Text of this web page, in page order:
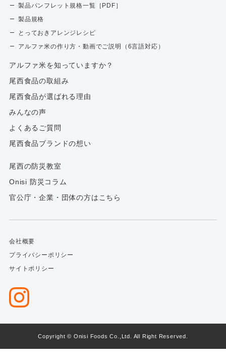
製品パンフレット規格一覧［PDF］
製品規格
とっておきアレンジレシピ
アルファ米の作り方・動画でご説明（6言語対応）
アルファ⽶を知っていますか？
尾西食品の取組み
尾西食品が選ばれる理由
みんなの声
よくあるご質問
尾西食品ブランドの想い
尾西の防災教室
Onisi 防災コラム
官公庁・企業・団体の方はこちら
会社概要
プライバシーポリシー
サイトポリシー
Copyright © Onisi Foods Co.,Ltd. All Right Reserved.